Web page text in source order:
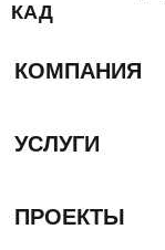
КАД
КОМПАНИЯ
УСЛУГИ
ПРОЕКТЫ